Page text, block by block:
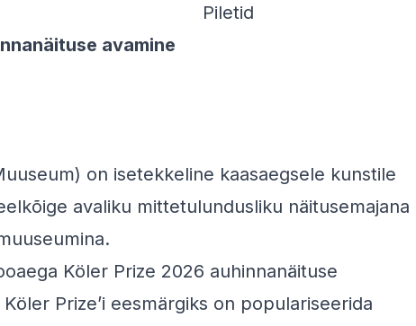
Piletid
avamine
on isetekkeline kaasaegsele kunstile
avaliku mittetulundusliku näitusemajana
Köler Prize 2026 auhinnanäituse
Prize’i eesmärgiks on populariseerida